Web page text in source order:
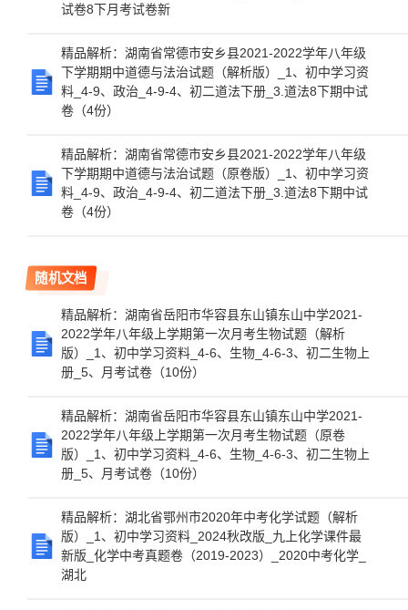
试卷8下月考试卷新
精品解析：湖南省常德市安乡县2021-2022学年八年级
下学期期中道德与法治试题（解析版）_1、初中学习资
料_4-9、政治_4-9-4、初二道法下册_3.道法8下期中试
卷（4份）
精品解析：湖南省常德市安乡县2021-2022学年八年级
下学期期中道德与法治试题（原卷版）_1、初中学习资
料_4-9、政治_4-9-4、初二道法下册_3.道法8下期中试
卷（4份）
随机文档
精品解析：湖南省岳阳市华容县东山镇东山中学2021-
2022学年八年级上学期第一次月考生物试题（解析
版）_1、初中学习资料_4-6、生物_4-6-3、初二生物上
册_5、月考试卷（10份）
精品解析：湖南省岳阳市华容县东山镇东山中学2021-
2022学年八年级上学期第一次月考生物试题（原卷
版）_1、初中学习资料_4-6、生物_4-6-3、初二生物上
册_5、月考试卷（10份）
精品解析：湖北省鄂州市2020年中考化学试题（解析
版）_1、初中学习资料_2024秋改版_九上化学课件最
新版_化学中考真题卷（2019-2023）_2020中考化学_
湖北